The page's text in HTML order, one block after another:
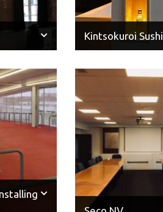
Kintsokuroi Sushi